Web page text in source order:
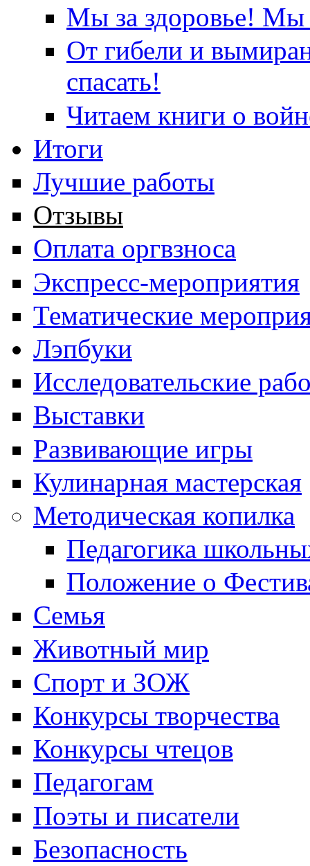
Мы за здоровье! Мы
От гибели и
спасать!
Читаем книги о
Итоги
Лучшие работы
Отзывы
Оплата оргвзноса
Экспресс-мероприятия
Тематические
Лэпбуки
Исследовательские
Выставки
Развивающие игры
Кулинарная мастерская
Методическая копилка
Педагогика
Положение о
Семья
Животный мир
Спорт и ЗОЖ
Конкурсы творчества
Конкурсы чтецов
Педагогам
Поэты и писатели
Безопасность